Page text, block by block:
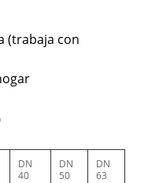
(trabaja con
DN
40
DN
50
DN
63